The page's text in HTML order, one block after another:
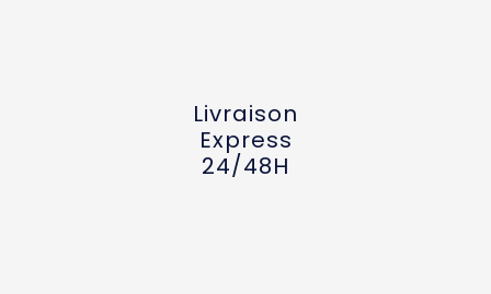
Livraison
Express
24/48H